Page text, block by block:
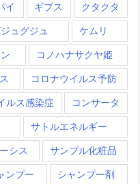
イ ギブス クタクタ
ュグジュ ケムリ
コノハナサクヤ姫
コロナウイルス予防
ルス感染症 コンサータ
サトルエネルギー
シス サンプル化粧品
ンプー シャンプー剤